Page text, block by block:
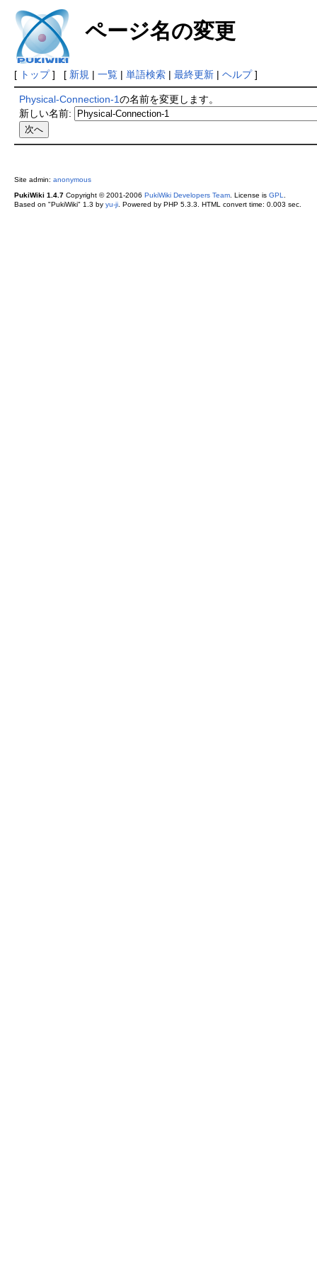
ページ名の変更
[ トップ] [ 新規 | 一覧| 単語検索| 最終更新| ヘルプ]
Physical-Connection-1の名前を変更します。
新しい名前:
Site admin: anonymous
PukiWiki 1.4.7Copyright © 2001-2006 PukiWiki Developers Team. License is GPL
Based on "PukiWiki" 1.3 by yu-ji. Powered by PHP 5.3.3. HTML convert time: 0.003 sec.